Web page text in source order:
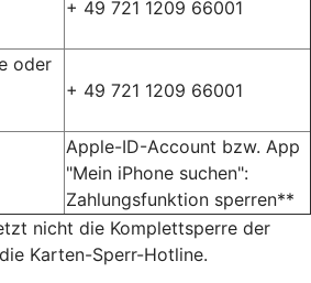
+ 49 721 1209 66001
oder
+ 49 721 1209 66001
Apple-ID-Account bzw. App
"Mein iPhone suchen":
Zahlungsfunktion sperren**
nicht die Komplettsperre der
Karten-Sperr-Hotline.